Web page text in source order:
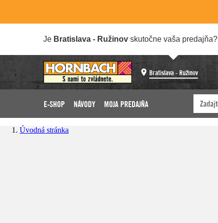
Je Bratislava - Ružinov skutočne vaša predajňa?
Bratislava - Ružinov
E-SHOP NÁVODY MOJA PREDAJŇA
Úvodná stránka